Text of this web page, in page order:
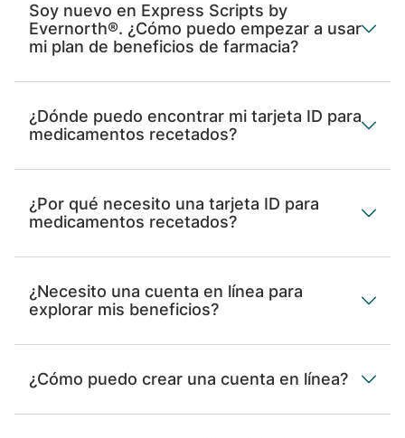
Soy nuevo en Express Scripts by
Evernorth®. ¿Cómo puedo empezar a usar
mi plan de beneficios de farmacia?
¿Dónde puedo encontrar mi tarjeta ID para
medicamentos recetados?
¿Por qué necesito una tarjeta ID para
medicamentos recetados?
¿Necesito una cuenta en línea para
explorar mis beneficios?
¿Cómo puedo crear una cuenta en línea?